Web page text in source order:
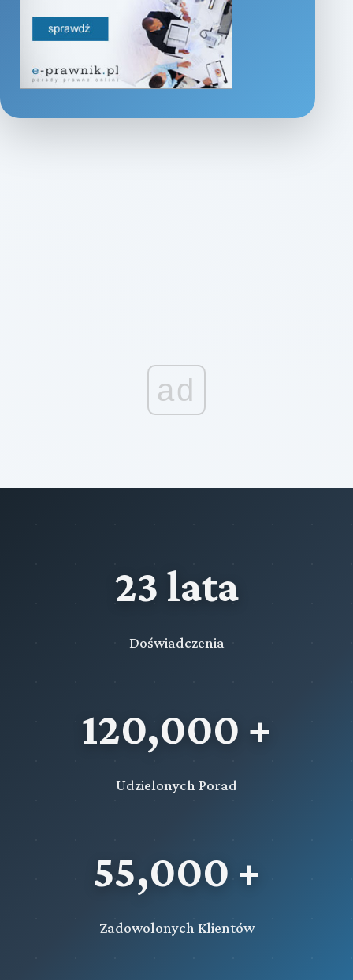
ad
23 lata
Doświadczenia
120,000 +
Udzielonych Porad
55,000 +
Zadowolonych Klientów